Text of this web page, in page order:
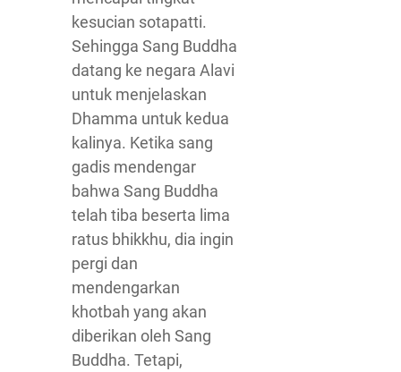
kesucian sotapatti.
Sehingga Sang Buddha
datang ke negara Alavi
untuk menjelaskan
Dhamma untuk kedua
kalinya. Ketika sang
gadis mendengar
bahwa Sang Buddha
telah tiba beserta lima
ratus bhikkhu, dia ingin
pergi dan
mendengarkan
khotbah yang akan
diberikan oleh Sang
Buddha. Tetapi,